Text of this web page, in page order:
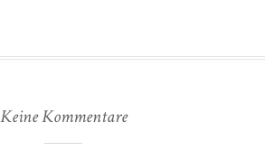
Keine Kommentare